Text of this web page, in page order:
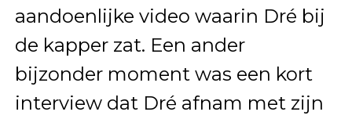
aandoenlijke video waarin Dré bij
de kapper zat. Een ander
bijzonder moment was een kort
interview dat Dré afnam met zijn